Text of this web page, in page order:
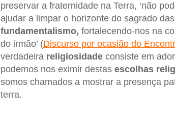
preservar a fraternidade na Terra, ‘não
ajudar a limpar o horizonte do sagrado
fundamentalismo, fortalecendo-nos na
do irmão’ (Discurso por ocasião do
verdadeira religiosidadeconsiste em
podemos nos eximir destas escolhas
somos chamados a mostrar a presença
terra.